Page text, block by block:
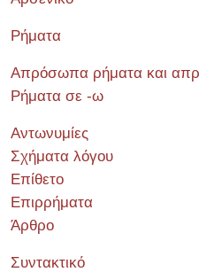
Ρήματα
Απρόσωπα ρήματα και
Ρήματα σε -ω
Αντωνυμίες
Σχήματα λόγου
Επίθετο
Επιρρήματα
Άρθρο
Συντακτικό